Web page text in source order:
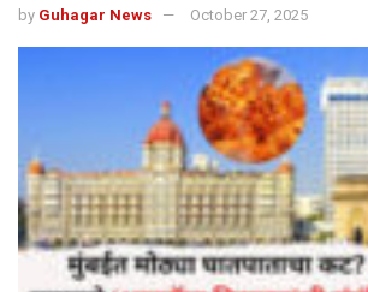
by Guhagar News October 27, 2025